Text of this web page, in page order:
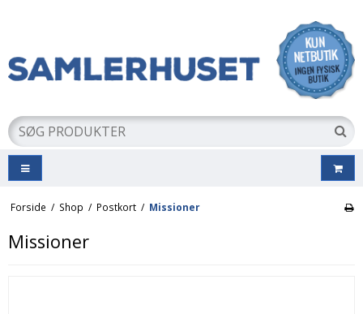
Forside / Shop / Postkort / Missioner
Missioner